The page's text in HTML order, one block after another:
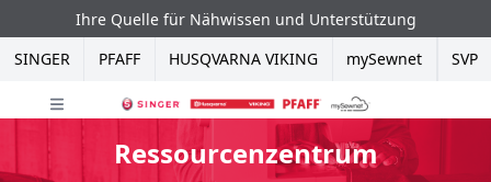
Ihre Quelle für Nähwissen und Unterstützung
SINGER
PFAFF HUSQVARNA VIKING mySewnet SVP
Hauptmenü öffnen
Ressourcenzentrum